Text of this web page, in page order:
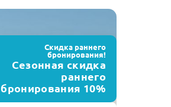
Скидка раннего
бронирования!
Сезонная скидка
раннего
бронирования 10%